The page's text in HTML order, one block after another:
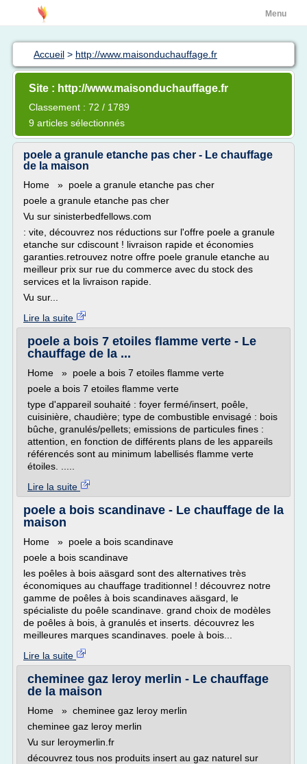
Menu
Accueil > http://www.maisonduchauffage.fr
Site : http://www.maisonduchauffage.fr
Classement : 72 / 1789
9 articles sélectionnés
poele a granule etanche pas cher - Le chauffage
de la maison
Home » poele a granule etanche pas cher
poele a granule etanche pas cher
Vu sur sinisterbedfellows.com
: vite, découvrez nos réductions sur l'offre poele a granule
etanche sur cdiscount ! livraison rapide et économies
garanties.retrouvez notre offre poele granule etanche au
meilleur prix sur rue du commerce avec du stock des
services et la livraison rapide.
Vu sur...
Lire la suite
poele a bois 7 etoiles flamme verte - Le
chauffage de la ...
Home » poele a bois 7 etoiles flamme verte
poele a bois 7 etoiles flamme verte
type d'appareil souhaité : foyer fermé/insert, poêle,
cuisinière, chaudière; type de combustible envisagé : bois
bûche, granulés/pellets; emissions de particules fines :
attention, en fonction de différents plans de les appareils
référencés sont au minimum labellisés flamme verte
étoiles. .....
Lire la suite
poele a bois scandinave - Le chauffage de la
maison
Home » poele a bois scandinave
poele a bois scandinave
les poêles à bois aäsgard sont des alternatives très
économiques au chauffage traditionnel ! découvrez notre
gamme de poêles à bois scandinaves aäsgard, le
spécialiste du poêle scandinave. grand choix de modèles
de poêles à bois, à granulés et inserts. découvrez les
meilleures marques scandinaves. poele à bois...
Lire la suite
cheminee gaz leroy merlin - Le chauffage
de la maison
Home » cheminee gaz leroy merlin
cheminee gaz leroy merlin
Vu sur leroymerlin.fr
découvrez tous nos produits insert au gaz naturel sur